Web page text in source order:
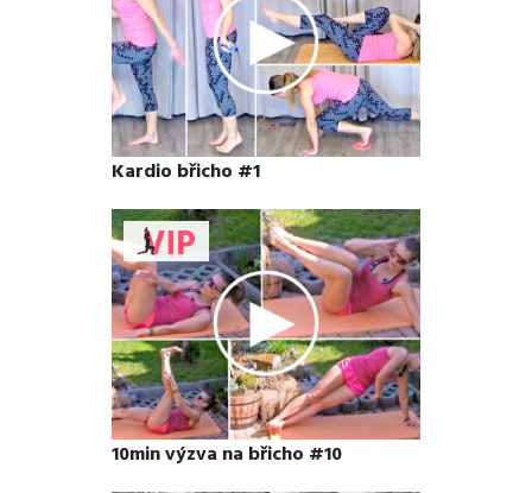
Kardio břicho #1
10min výzva na břicho #10